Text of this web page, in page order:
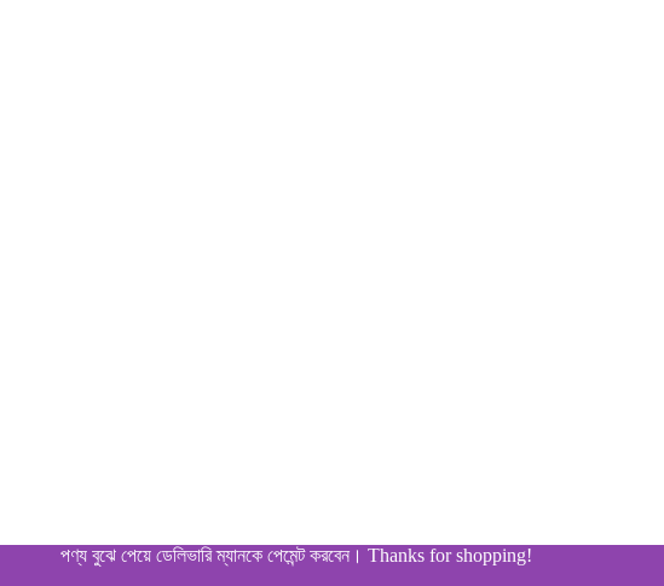
পণ্য বুঝে পেয়ে ডেলিভারি ম্যানকে পেমেন্ট করবেন। Thanks for shopping!